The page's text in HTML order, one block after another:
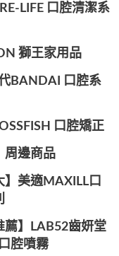
LIFE 口腔清潔系
獅王家用品
BANDAI 口腔系
口腔矯正
邊商品
美適MAXILL口
】LAB52齒妍堂
腔噴霧